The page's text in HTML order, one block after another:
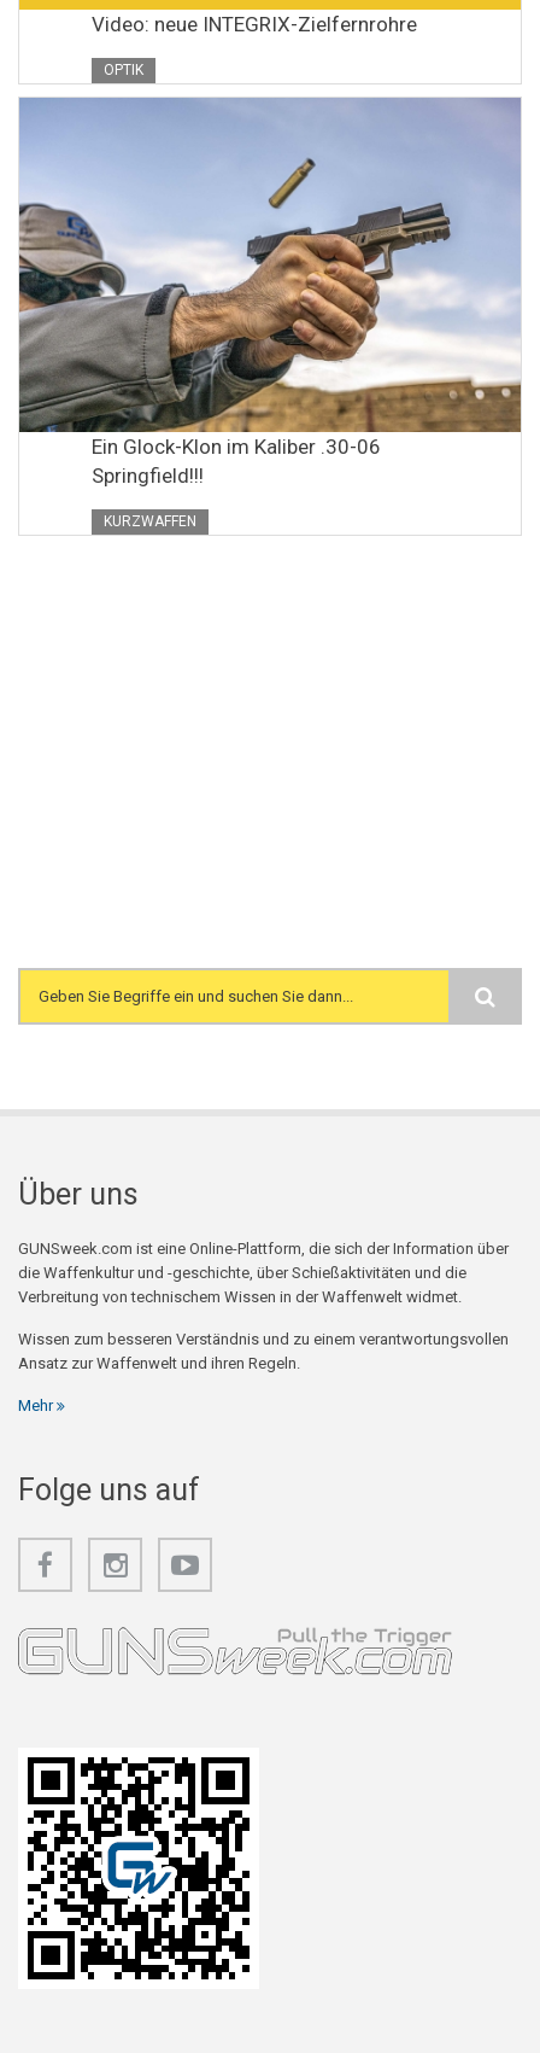
Video: neue INTEGRIX-Zielfernrohre
OPTIK
Ein Glock-Klon im Kaliber .30-06
Springfield!!!
KURZWAFFEN
Search form
Über uns
GUNSweek.com ist eine Online-Plattform, die sich der Information über
die Waffenkultur und -geschichte, über Schießaktivitäten und die
Verbreitung von technischem Wissen in der Waffenwelt widmet.
Wissen zum besseren Verständnis und zu einem verantwortungsvollen
Ansatz zur Waffenwelt und ihren Regeln.
Mehr
Folge uns auf